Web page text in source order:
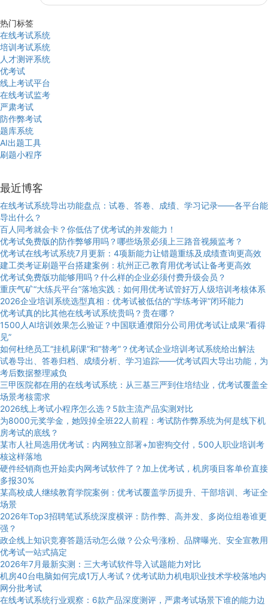
热门标签
在线考试系统
培训考试系统
人才测评系统
优考试
线上考试平台
在线考试监考
严肃考试
防作弊考试
题库系统
AI出题工具
刷题小程序
最近博客
在线考试系统导出功能盘点：试卷、答卷、成绩、学习记录——各平台能
导出什么？
百人同考就会卡？你低估了优考试的并发能力！
优考试免费版的防作弊够用吗？哪些场景必须上三路音视频监考？
优考试在线考试系统7月更新：4项新能力让错题重练及成绩查询更高效
建工类考证刷题平台搭建案例：杭州正己教育用优考试让备考更高效
优考试免费版功能够用吗？什么样的企业必须付费升级会员？
重庆气矿“大练兵平台”落地实践：如何用优考试管好万人级培训考核体系
2026企业培训系统选型真相：优考试被低估的“学练考评”闭环能力
优考试真的比其他在线考试系统贵吗？贵在哪？
1500人AI培训效果怎么验证？中国联通濮阳分公司用优考试让成果“看得
见”
如何杜绝员工“挂机刷课”和“替考”？优考试企业培训考试系统给出解法
试卷导出、答卷归档、成绩分析、学习追踪——优考试四大导出功能，为
考后数据整理减负
三甲医院都在用的在线考试系统：从三基三严到住培结业，优考试覆盖全
场景考核需求
2026线上考试小程序怎么选？5款主流产品实测对比
为8000元奖学金，她毁掉全班22人前程：考试防作弊系统为何是线下机
房考试的底线？
某市人社局选用优考试：内网独立部署+加密狗交付，500人职业培训考
核这样落地
硬件经销商也开始卖内网考试软件了？加上优考试，机房项目客单价直接
多报30%
某高校成人继续教育学院案例：优考试覆盖学历提升、干部培训、考证全
场景
2026年Top3招聘笔试系统深度横评：防作弊、高并发、多岗位组卷谁更
强？
政企线上知识竞赛答题活动怎么做？公众号涨粉、品牌曝光、安全宣教用
优考试一站式搞定
2026年7月最新实测：三大考试软件导入试题能力对比
机房40台电脑如何完成1万人考试？优考试助力机电职业技术学校落地内
网分批考试
在线考试系统行业观察：6款产品深度测评，严肃考试场景下谁的能力边